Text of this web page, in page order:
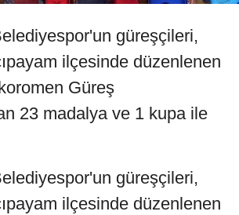
güreşçileri,
ilçesinde düzenlenen
Güreş
23 madalya ve 1 kupa ile
güreşçileri,
ilçesinde düzenlenen